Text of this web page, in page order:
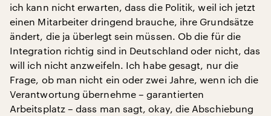
ich kann nicht erwarten, dass die Politik, weil ich jetzt
einen Mitarbeiter dringend brauche, ihre Grundsätze
ändert, die ja überlegt sein müssen. Ob die für die
Integration richtig sind in Deutschland oder nicht, das
will ich nicht anzweifeln. Ich habe gesagt, nur die
Frage, ob man nicht ein oder zwei Jahre, wenn ich die
Verantwortung übernehme – garantierten
Arbeitsplatz – dass man sagt, okay, die Abschiebung